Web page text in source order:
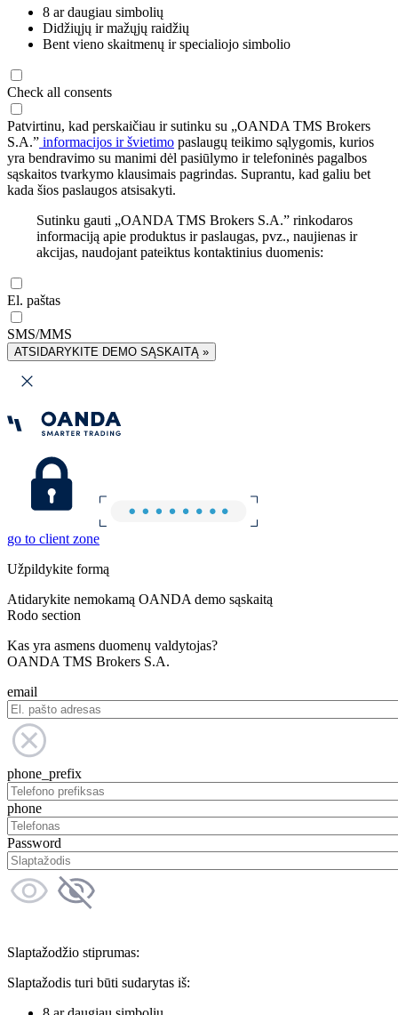
8 ar daugiau simbolių
Didžiųjų ir mažųjų raidžių
Bent vieno skaitmenų ir specialiojo simbolio
Check all consents
Patvirtinu, kad perskaičiau ir sutinku su „OANDA TMS Brokers
S.A.” informacijos ir švietimo paslaugų teikimo sąlygomis, kurios
yra bendravimo su manimi dėl pasiūlymo ir telefoninės pagalbos
sąskaitos tvarkymo klausimais pagrindas. Suprantu, kad galiu bet
kada šios paslaugos atsisakyti.
Sutinku gauti „OANDA TMS Brokers S.A.” rinkodaros
informaciją apie produktus ir paslaugas, pvz., naujienas ir
akcijas, naudojant pateiktus kontaktinius duomenis:
El. paštas
SMS/MMS
ATSIDARYKITE DEMO SĄSKAITĄ »
go to client zone
Užpildykite formą
Atidarykite nemokamą OANDA demo sąskaitą
Rodo section
Kas yra asmens duomenų valdytojas?
OANDA TMS Brokers S.A.
email
phone_prefix
phone
Password
Slaptažodžio stiprumas:
Slaptažodis turi būti sudarytas iš: